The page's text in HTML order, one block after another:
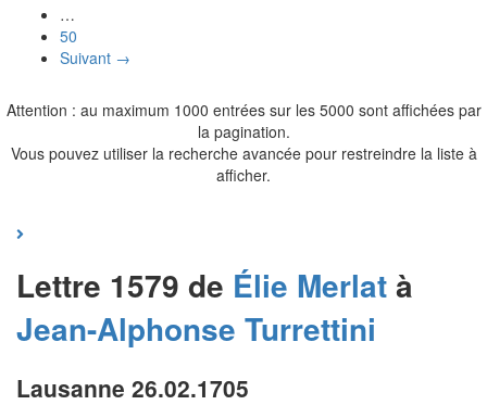
…
50
Suivant →
Attention : au maximum 1000 entrées sur les 5000 sont affichées par
la pagination.
Vous pouvez utiliser la recherche avancée pour restreindre la liste à
afficher.
Lettre 1579 de Élie Merlatà
Jean-Alphonse Turrettini
Lausanne 26.02.1705